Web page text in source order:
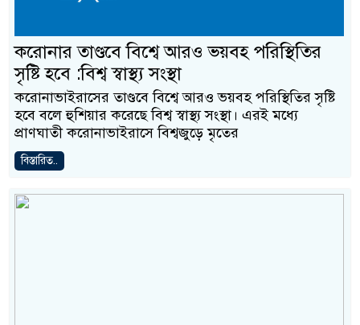
করোনার তাণ্ডবে বিশ্বে আরও ভয়বহ পরিস্থিতির
সৃষ্টি হবে :বিশ্ব স্বাস্থ্য সংস্থা
করোনাভাইরাসের তাণ্ডবে বিশ্বে আরও ভয়বহ পরিস্থিতির সৃষ্টি
হবে বলে হুশিয়ার করেছে বিশ্ব স্বাস্থ্য সংস্থা। এরই মধ্যে
প্রাণঘাতী করোনাভাইরাসে বিশ্বজুড়ে মৃতের
বিস্তারিত..